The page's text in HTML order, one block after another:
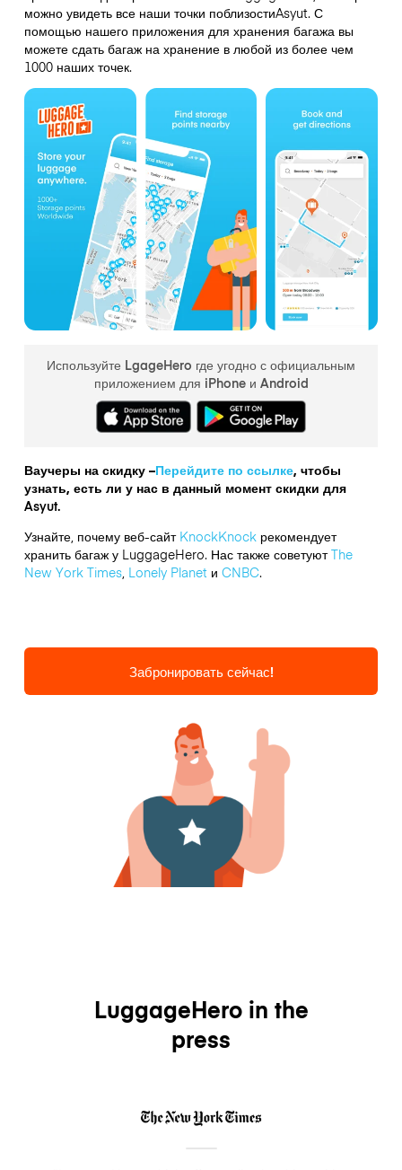
можно увидеть все наши точки поблизостиAsyut. С
помощью нашего приложения для хранения багажа вы
можете сдать багаж на хранение в любой из более чем
1000 наших точек.
Используйте LgageHero где угодно с официальным
приложением для iPhone и Android
Ваучеры на скидку –Перейдите по ссылке, чтобы
узнать, есть ли у нас в данный момент скидки для
Asyut.
Узнайте, почему веб-сайт KnockKnockрекомендует
хранить багаж у LuggageHero. Нас также советуютThe
New York Times, Lonely Planetи CNBC.
Забронировать сейчас!
LuggageHero in the
press